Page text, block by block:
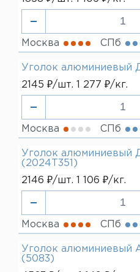
Москва СПб
Уголок алюминиевый
2145 ₽/шт. 1 277 ₽/кг.
Москва СПб
Уголок алюминиевый
(2024Т351)
2146 ₽/шт. 1 106 ₽/кг.
Москва СПб
Уголок алюминиевый
(5083)